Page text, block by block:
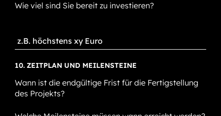
Wie viel sind Sie bereit zu investieren?
10. ZEITPLAN UND MEILENSTEINE
Wann ist die endgültige Frist für die Fertigstellung
des Projekts?